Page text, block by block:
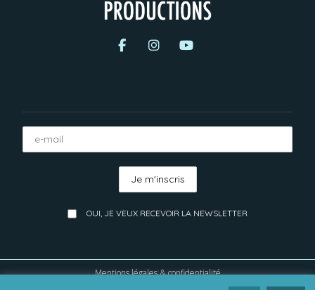
OUI, JE VEUX RECEVOIR LA NEWSLETTER
Mentions légales & confidentialité